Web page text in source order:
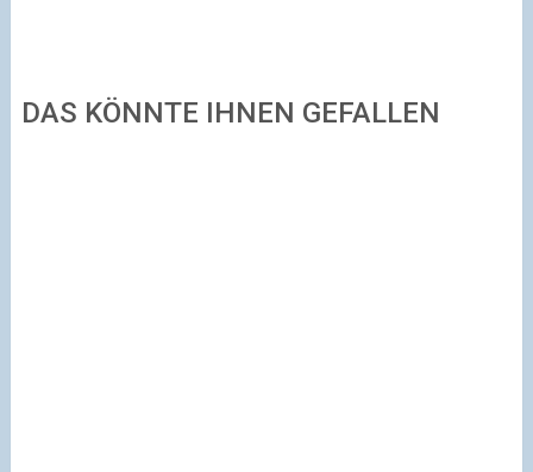
DAS KÖNNTE IHNEN GEFALLEN